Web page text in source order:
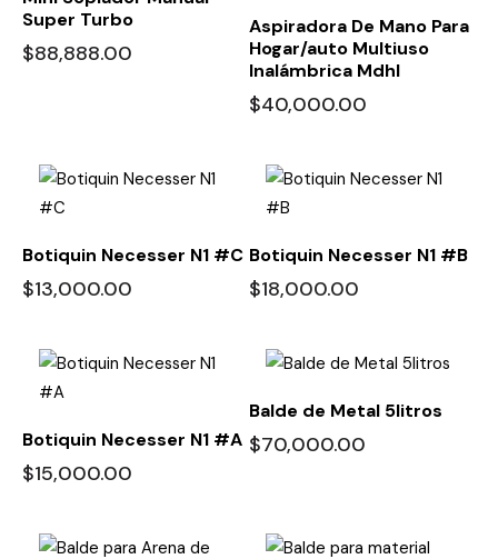
Super Turbo
$88,888.00
Aspiradora De Mano Para
Hogar/auto Multiuso
Inalámbrica Mdhl
$40,000.00
Botiquin Necesser N1 #C
$13,000.00
Botiquin Necesser N1 #B
$18,000.00
Botiquin Necesser N1 #A
$15,000.00
Balde de Metal 5litros
$70,000.00